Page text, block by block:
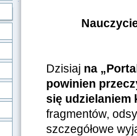
Dzisiaj na
powinien
się udzielaniem
fragmentów,
szczegółowe